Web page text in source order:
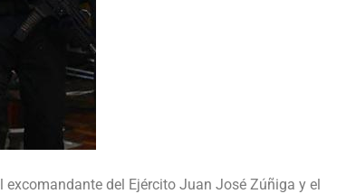
del Ejército Juan José Zúñiga y el